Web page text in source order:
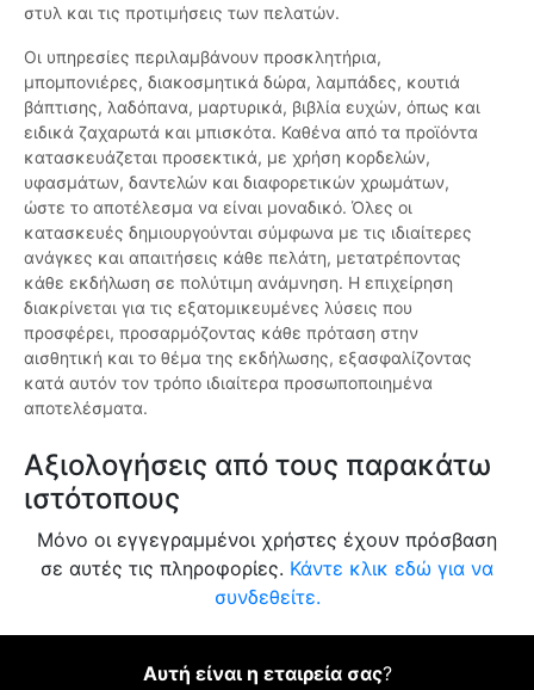
στυλ και τις προτιμήσεις των πελατών.
Οι υπηρεσίες περιλαμβάνουν προσκλητήρια,
μπομπονιέρες, διακοσμητικά δώρα, λαμπάδες, κουτιά
βάπτισης, λαδόπανα, μαρτυρικά, βιβλία ευχών, όπως και
ειδικά ζαχαρωτά και μπισκότα. Καθένα από τα προϊόντα
κατασκευάζεται προσεκτικά, με χρήση κορδελών,
υφασμάτων, δαντελών και διαφορετικών χρωμάτων,
ώστε το αποτέλεσμα να είναι μοναδικό. Όλες οι
κατασκευές δημιουργούνται σύμφωνα με τις ιδιαίτερες
ανάγκες και απαιτήσεις κάθε πελάτη, μετατρέποντας
κάθε εκδήλωση σε πολύτιμη ανάμνηση. Η επιχείρηση
διακρίνεται για τις εξατομικευμένες λύσεις που
προσφέρει, προσαρμόζοντας κάθε πρόταση στην
αισθητική και το θέμα της εκδήλωσης, εξασφαλίζοντας
κατά αυτόν τον τρόπο ιδιαίτερα προσωποποιημένα
αποτελέσματα.
Αξιολογήσεις από τους παρακάτω
ιστότοπους
Μόνο οι εγγεγραμμένοι χρήστες έχουν πρόσβαση
σε αυτές τις πληροφορίες. Κάντε κλικ εδώ για να
συνδεθείτε.
Αυτή είναι η εταιρεία σας?